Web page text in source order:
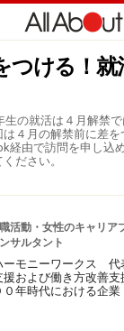
つける！就
生の就活は４月解禁
４月の解禁前に差を
経由で訪問を申し込
ださい。
活動・女性のキャリア
サルタント
ーモニーワークス 代
援および働き方改善
０年時代における企